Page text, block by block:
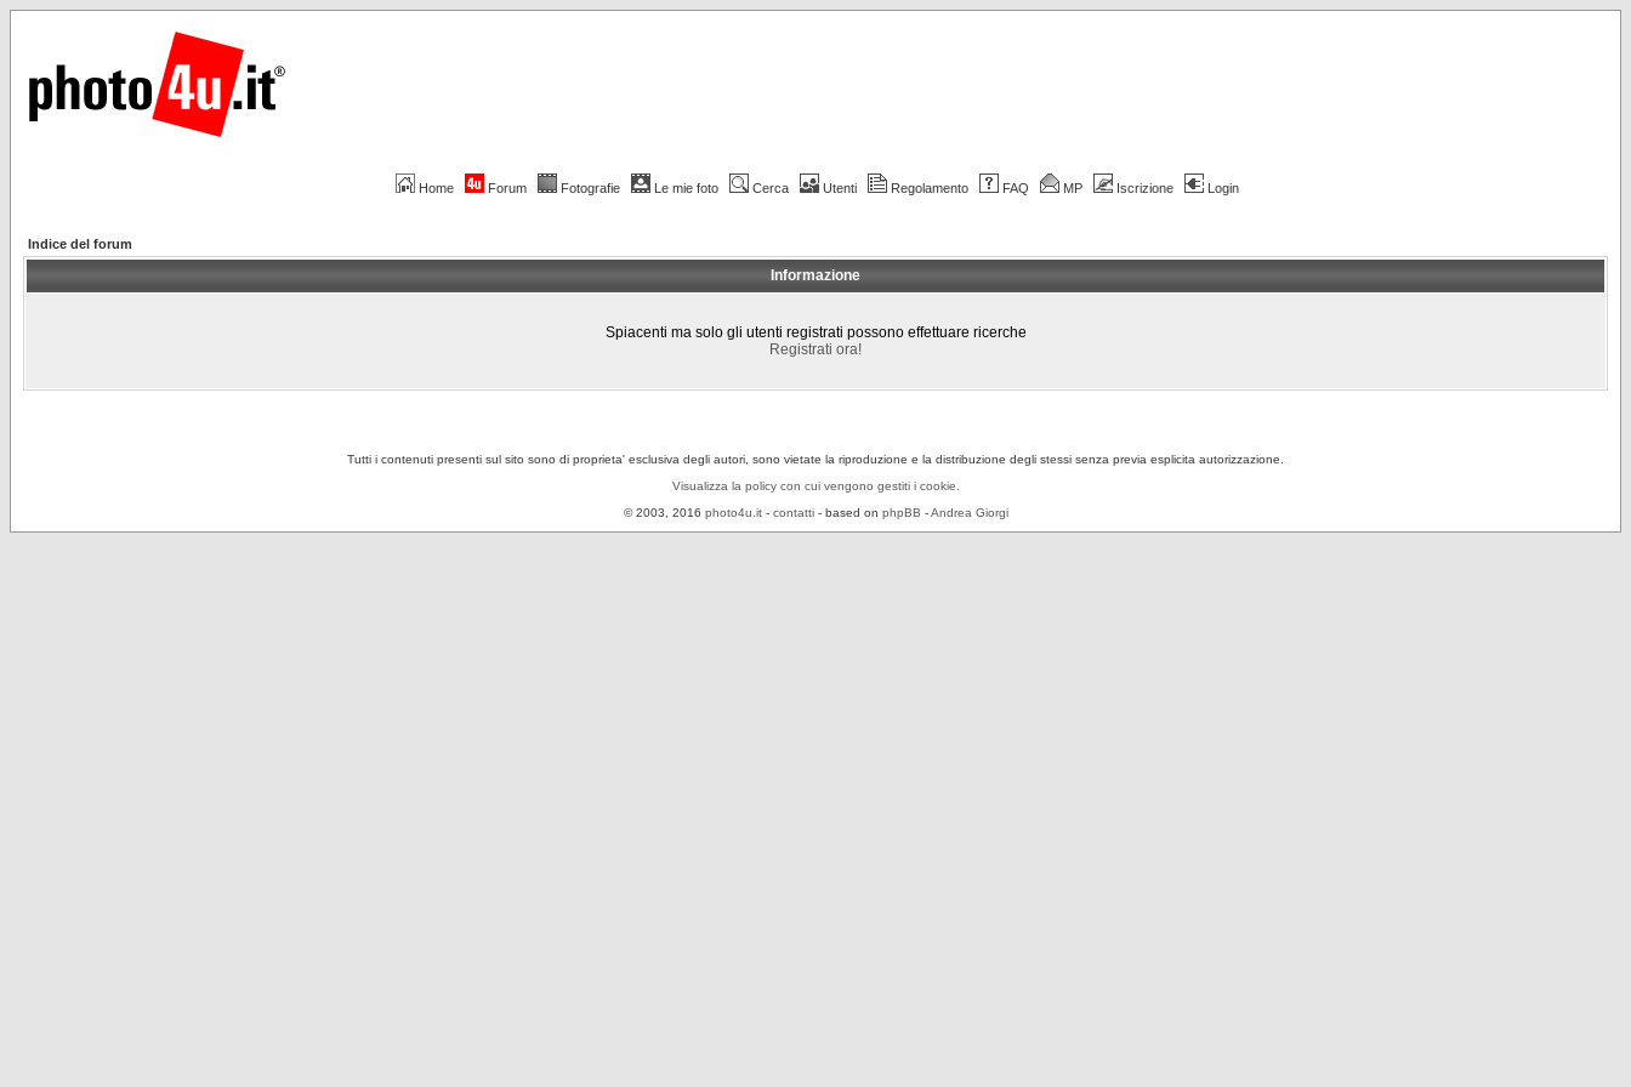
Home Forum Fotografie Le mie foto Cerca Utenti Regolamento FAQ MP Iscrizione Login
Indice del forum
Informazione
Spiacenti ma solo gli utenti registrati possono effettuare ricerche
Registrati ora!
Tutti i contenuti presenti sul sito sono di proprieta' esclusiva degli autori, sono vietate la riproduzione e la distribuzione degli stessi senza previa esplicita autorizzazione.
Visualizza la policy con cui vengono gestiti i cookie.
© 2003, 2016 photo4u.it- contatti- based on phpBB -Andrea Giorgi